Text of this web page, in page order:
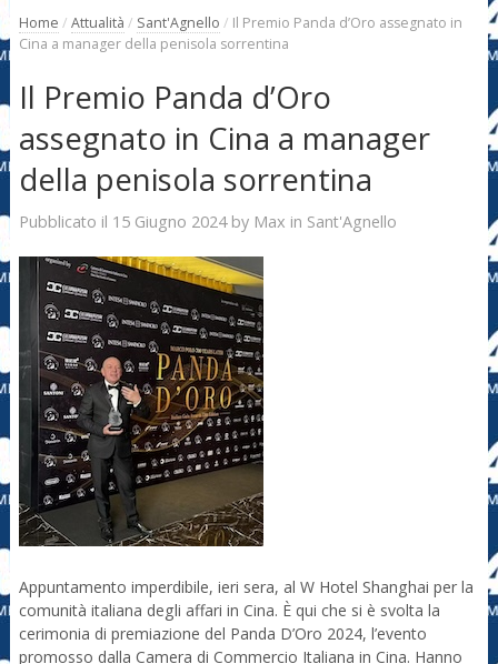
Home / Attualità / Sant'Agnello / Il Premio Panda d’Oro assegnato in
Cina a manager della penisola sorrentina
Il Premio Panda d’Oro
assegnato in Cina a manager
della penisola sorrentina
Pubblicato il 15 Giugno 2024by Max in Sant'Agnello
Appuntamento imperdibile, ieri sera, al W Hotel Shanghai per la
comunità italiana degli affari in Cina. È qui che si è svolta la
cerimonia di premiazione del Panda D’Oro 2024, l’evento
promosso dalla Camera di Commercio Italiana in Cina. Hanno